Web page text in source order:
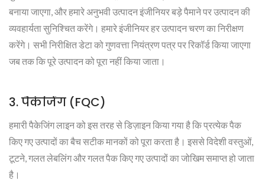
बनाया जाएगा, और हमारे अनुभवी उत्पादन इंजीनियर बड़े पैमाने पर उत्पादन की
व्यवहार्यता सुनिश्चित करेंगे। हमारे इंजीनियर हर उत्पादन चरण का निरीक्षण
करेंगे। सभी निरीक्षित डेटा को गुणवत्ता नियंत्रण पत्र पर रिकॉर्ड किया जाएगा
जब तक कि पूरे उत्पादन को पूरा नहीं किया जाता।
3. पैकेजिंग (FQC)
हमारी पैकेजिंग लाइन को इस तरह से डिज़ाइन किया गया है कि प्रत्येक पैक
किए गए उत्पादों का बैच सटीक मानकों को पूरा करता है। इससे विदेशी वस्तुओं,
टूटने, गलत लेबलिंग और गलत पैक किए गए उत्पादों का जोखिम समाप्त हो जाता
है।